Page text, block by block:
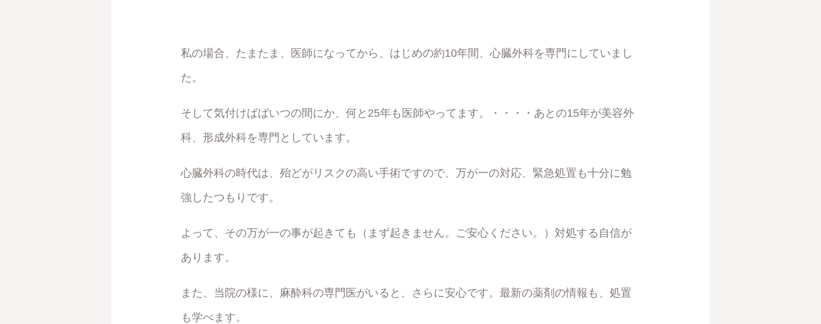
私の場合、たまたま、医師になってから、はじめの約10年間、心臓外科を専門にしていまし
た。
そして気付けばばいつの間にか、何と25年も医師やってます。・・・・あとの15年が美容外
科、形成外科を専門としています。
心臓外科の時代は、殆どがリスクの高い手術ですので、万が一の対応、緊急処置も十分に勉
強したつもりです。
よって、その万が一の事が起きても（まず起きません。ご安心ください。）対処する自信が
あります。
また、当院の様に、麻酔科の専門医がいると、さらに安心です。最新の薬剤の情報も、処置
も学べます。